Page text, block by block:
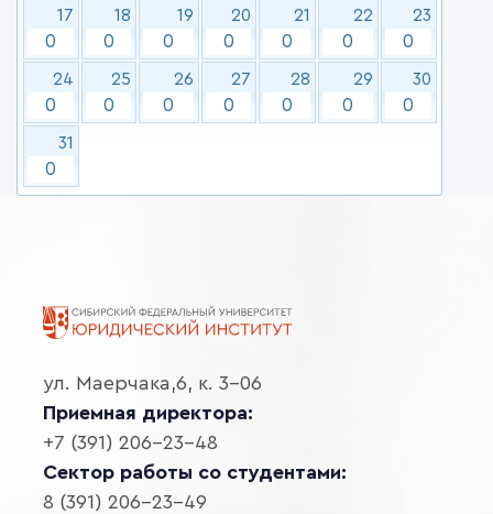
17
0
18
0
19
0
20
0
21
0
22
0
23
0
24
0
25
0
26
0
27
0
28
0
29
0
30
0
31
0
ул. Маерчака,6, к. 3-06
Приемная директора:
+7 (391) 206-23-48
Сектор работы со студентами:
8 (391) 206-23-49